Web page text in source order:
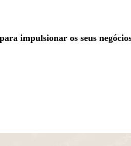
impulsionar os seus